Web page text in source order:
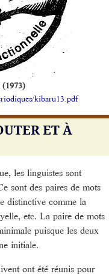
kibaru13.pdf
ET À
les linguistes sont
sont des paires de mots
distinctive comme la
etc. La paire de mots
puisque les deux
initiale.
ont été réunis pour